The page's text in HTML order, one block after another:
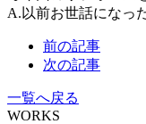
A.以前お世話になっ
前の記事
次の記事
一覧へ戻る
WORKS